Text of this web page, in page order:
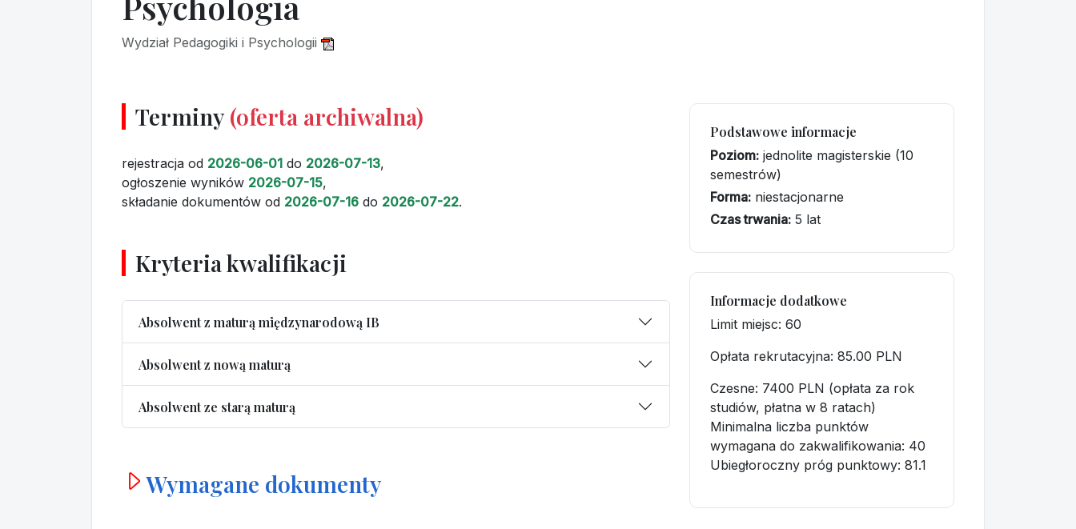
Wydział Pedagogiki i Psychologii
Terminy (oferta archiwalna)
rejestracja od 2026-06-01 do 2026-07-13,
ogłoszenie wyników 2026-07-15,
składanie dokumentów od 2026-07-16 do 2026-07-22.
Kryteria kwalifikacji
Absolwent z maturą międzynarodową IB
Absolwent z nową maturą
Absolwent ze starą maturą
Wymagane dokumenty
Podstawowe informacje
Poziom: jednolite magisterskie (10
semestrów)
Forma: niestacjonarne
Czas trwania: 5 lat
Informacje dodatkowe
Limit miejsc: 60
Opłata rekrutacyjna: 85.00 PLN
Czesne: 7400 PLN (opłata za rok
studiów, płatna w 8 ratach)
Minimalna liczba punktów
wymagana do zakwalifikowania: 40
Ubiegłoroczny próg punktowy: 81.1